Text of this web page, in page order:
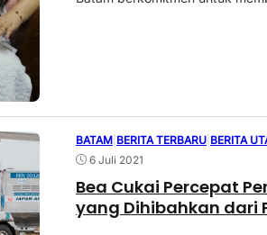
BATAM BERITA TERBARU BERITA
6 Juli 2021
Bea Cukai Percepat
yang Dihibahkan dari